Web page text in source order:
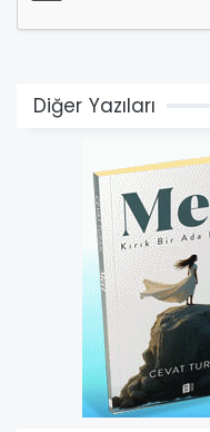
Diğer Yazıları